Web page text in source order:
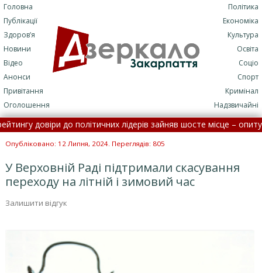
Головна
Публікації
Здоров’я
Новини
Відео
Анонси
Привітання
Оголошення
Політика
Економіка
Культура
Освіта
Соціо
Спорт
Кримінал
Надзвичайні
довіри до політичних лідерів зайняв шосте місце –
потрапити до лікарні стане складніше• На
Опубліковано: 12 Липня, 2024. Переглядів: 805
У Верховній Раді підтримали скасування
переходу на літній і зимовий час
Залишити відгук